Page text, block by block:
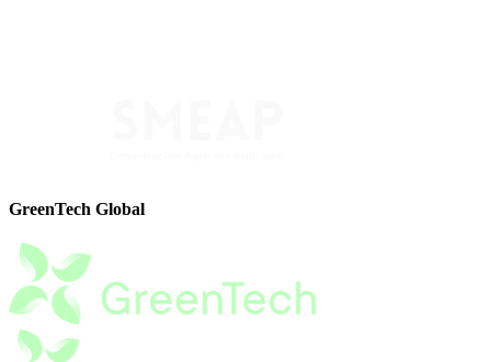
GreenTech Global